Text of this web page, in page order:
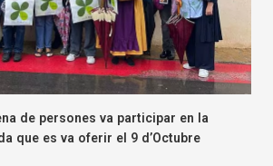
de persones va participar en la
que es va oferir el 9 d’Octubre